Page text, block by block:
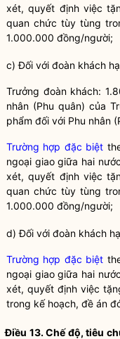
xét, quyết định việc
quan chức tùy tùng
1.000.000 đồng/người;
c) Đối với đoàn khách
Trưởng đoàn khách:
nhân (Phu quân) của
phẩm đối với Phu nhân
Trường hợp đặc biệt
ngoại giao giữa hai
xét, quyết định việc
quan chức tùy tùng
1.000.000 đồng/người;
d) Đối với đoàn khách
Trường hợp đặc biệt
ngoại giao giữa hai
xét, quyết định việc
trong kế hoạch, đề án
Điều 13. Chế độ, tiêu